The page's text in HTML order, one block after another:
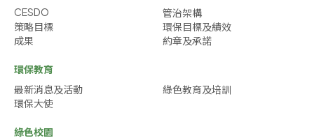
CESDO
管治架構
策略目標
環保目標及績效
成果
約章及承諾
環保教育
最新消息及活動
綠色教育及培訓
環保大使
綠色校園